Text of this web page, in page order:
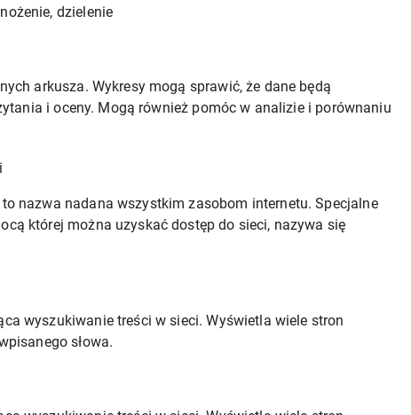
dzielenie
arkusza. Wykresy mogą sprawić, że dane będą
i oceny. Mogą również pomóc w analizie i porównaniu
to nazwa nadana wszystkim zasobom internetu. Specjalne
której można uzyskać dostęp do sieci, nazywa się
wyszukiwanie treści w sieci. Wyświetla wiele stron
słowa.